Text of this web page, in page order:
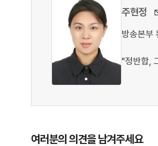
주현정
방송본부
"정반합,
여러분의 의견을 남겨주세요